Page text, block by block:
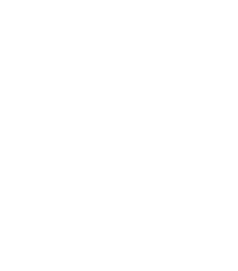
ফোন তারেক রহমানের,গ্যাস সঙ্কট
দিলেন সাচিং প্রু জেরী